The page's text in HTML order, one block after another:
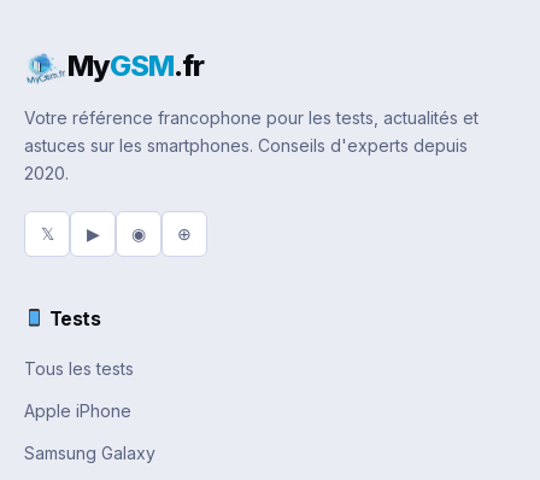
MyGSM.fr
Votre référence francophone pour les tests, actualités et
astuces sur les smartphones. Conseils d'experts depuis
2020.
𝕏 ▶ ◉ ⊕
Tests
Tous les tests
Apple iPhone
Samsung Galaxy